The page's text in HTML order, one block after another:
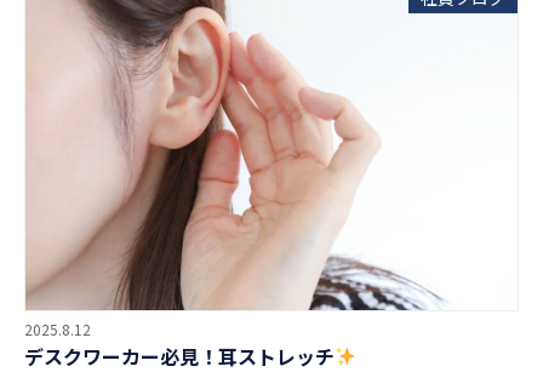
2025.8.12
デスクワーカー必見！耳ストレッチ